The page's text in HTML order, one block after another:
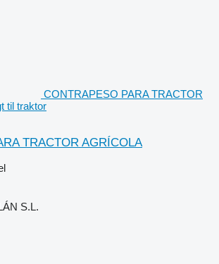
CONTRAPESO PARA TRACTOR
til traktor
TRACTOR AGRÍCOLA
S.L.